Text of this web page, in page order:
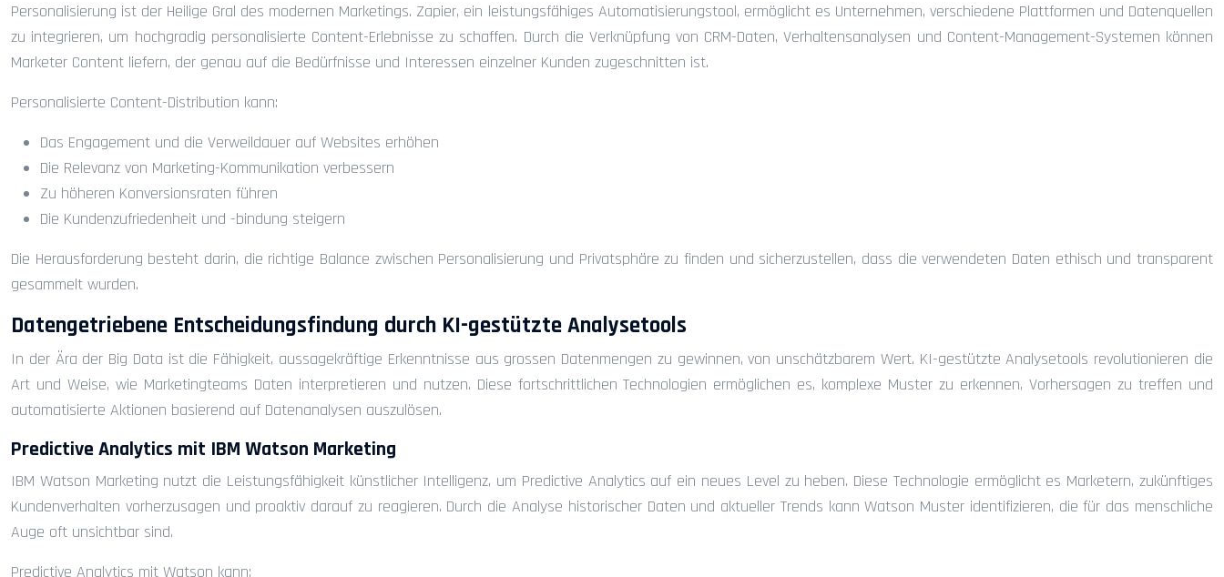
Personalisierung ist der Heilige Gral des modernen Marketings. Zapier, ein leistungsfähiges Automatisierungstool, ermöglicht es Unternehmen, verschiedene Plattformen und Datenquellen
zu integrieren, um hochgradig personalisierte Content-Erlebnisse zu schaffen. Durch die Verknüpfung von CRM-Daten, Verhaltensanalysen und Content-Management-Systemen können
Marketer Content liefern, der genau auf die Bedürfnisse und Interessen einzelner Kunden zugeschnitten ist.
Personalisierte Content-Distribution kann:
Das Engagement und die Verweildauer auf Websites erhöhen
Die Relevanz von Marketing-Kommunikation verbessern
Zu höheren Konversionsraten führen
Die Kundenzufriedenheit und -bindung steigern
Die Herausforderung besteht darin, die richtige Balance zwischen Personalisierung und Privatsphäre zu finden und sicherzustellen, dass die verwendeten Daten ethisch und transparent
gesammelt wurden.
Datengetriebene Entscheidungsfindung durch KI-gestützte Analysetools
In der Ära der Big Data ist die Fähigkeit, aussagekräftige Erkenntnisse aus grossen Datenmengen zu gewinnen, von unschätzbarem Wert. KI-gestützte Analysetools revolutionieren die
Art und Weise, wie Marketingteams Daten interpretieren und nutzen. Diese fortschrittlichen Technologien ermöglichen es, komplexe Muster zu erkennen, Vorhersagen zu treffen und
automatisierte Aktionen basierend auf Datenanalysen auszulösen.
Predictive Analytics mit IBM Watson Marketing
IBM Watson Marketing nutzt die Leistungsfähigkeit künstlicher Intelligenz, um Predictive Analytics auf ein neues Level zu heben. Diese Technologie ermöglicht es Marketern, zukünftiges
Kundenverhalten vorherzusagen und proaktiv darauf zu reagieren. Durch die Analyse historischer Daten und aktueller Trends kann Watson Muster identifizieren, die für das menschliche
Auge oft unsichtbar sind.
Predictive Analytics mit Watson kann: